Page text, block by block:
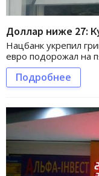
Доллар ниже 27:
Нацбанк укрепил
евро подорожал на
Подробнее